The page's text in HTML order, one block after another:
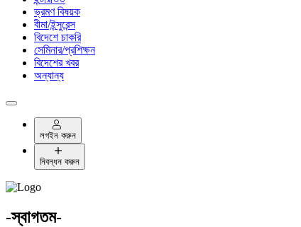
ভ্রমণ বিষয়ক
বীমা/ইন্সুরেন্স
বিদেশে চাকরি
সেমিনার/প্রশিক্ষন
বিদেশের খবর
অন্যান্য
লগইন করুন
নিবন্ধন করুন
-স্বাগতম-